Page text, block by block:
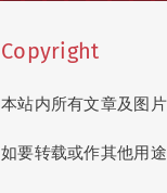
Copyright
本站内所有文章及图
如要转载或作其他用